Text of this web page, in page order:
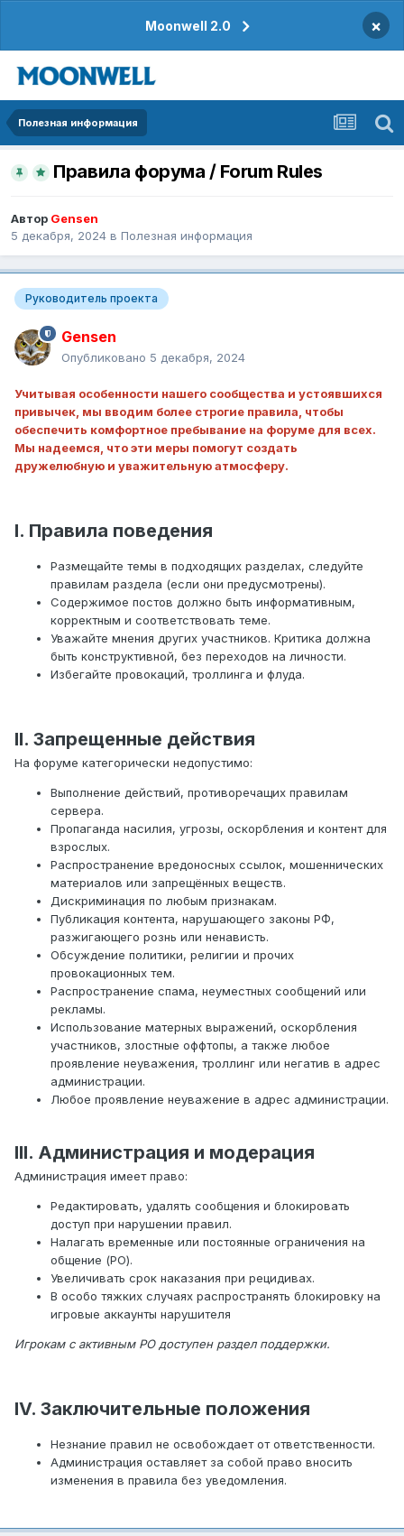
Moonwell 2.0 ×
Полезная информация
Правила форума / Forum Rules
Автор Gensen
5 декабря, 2024 в Полезная информация
Руководитель проекта
Gensen
Опубликовано 5 декабря, 2024
Учитывая особенности нашего сообщества и устоявшихся
привычек, мы вводим более строгие правила, чтобы
обеспечить комфортное пребывание на форуме для всех.
Мы надеемся, что эти меры помогут создать
дружелюбную и уважительную атмосферу.
I. Правила поведения
Размещайте темы в подходящих разделах, следуйте
правилам раздела (если они предусмотрены).
Содержимое постов должно быть информативным,
корректным и соответствовать теме.
Уважайте мнения других участников. Критика должна
быть конструктивной, без переходов на личности.
Избегайте провокаций, троллинга и флуда.
II. Запрещенные действия
На форуме категорически недопустимо:
Выполнение действий, противоречащих правилам
сервера.
Пропаганда насилия, угрозы, оскорбления и контент для
взрослых.
Распространение вредоносных ссылок, мошеннических
материалов или запрещённых веществ.
Дискриминация по любым признакам.
Публикация контента, нарушающего законы РФ,
разжигающего рознь или ненависть.
Обсуждение политики, религии и прочих
провокационных тем.
Распространение спама, неуместных сообщений или
рекламы.
Использование матерных выражений, оскорбления
участников, злостные оффтопы, а также любое
проявление неуважения, троллинг или негатив в адрес
администрации.
Любое проявление неуважение в адрес администрации.
III. Администрация и модерация
Администрация имеет право:
Редактировать, удалять сообщения и блокировать
доступ при нарушении правил.
Налагать временные или постоянные ограничения на
общение (РО).
Увеличивать срок наказания при рецидивах.
В особо тяжких случаях распространять блокировку на
игровые аккаунты нарушителя
Игрокам с активным РО доступен раздел поддержки.
IV. Заключительные положения
Незнание правил не освобождает от ответственности.
Администрация оставляет за собой право вносить
изменения в правила без уведомления.